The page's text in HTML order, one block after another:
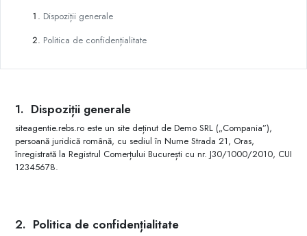
Dispoziții generale
Politica de confidențialitate
Dispoziții generale
siteagentie.rebs.ro este un site deținut de Demo SRL („Compania”),
persoană juridică română, cu sediul în Nume Strada 21, Oras,
înregistrată la Registrul Comerțului București cu nr. J30/1000/2010, CUI
12345678.
Politica de confidențialitate